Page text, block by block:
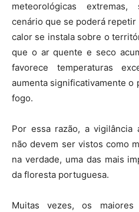
meteorológicas
cenário que se poderá
calor se instala sobre o
que o ar quente e seco
favorece temperaturas
aumenta significativamente o
fogo.
Por essa razão, a vigilância
não devem ser vistos como
na verdade, uma das mais
da floresta portuguesa.
Muitas vezes, os